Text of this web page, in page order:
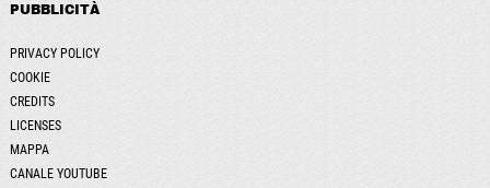
PUBBLICITÀ
PRIVACY POLICY
COOKIE
CREDITS
LICENSES
MAPPA
CANALE YOUTUBE